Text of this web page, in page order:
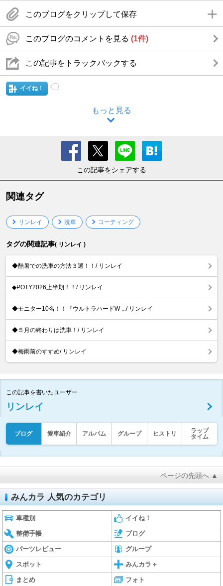
このブログをクリップして保存
このブログのコメントを見る (1件)
この記事をトラックバックする
イイね！
もっと見る
この記事をシェアする
関連タグ
リンレイ 洗車 コーティング
タグの関連記事( リンレイ )
◆酷暑での洗車の方法３選！！/ リンレイ
◆POTY2026上半期！！/ リンレイ
◆モニター10名！！『ウルトラハードW .../ リンレイ
◆５月の終わりは洗車！/ リンレイ
◆梅雨前のすすめ/ リンレイ
この記事を書いたユーザー
リンレイ
ブログ 愛車紹介 アルバム グループ ヒストリ
ラップ
タイム
ページの先頭へ ▲
みんカラ 人気のカテゴリ
車種別 イイね！
整備手帳 ブログ
パーツレビュー グループ
スポット みんカラ＋
まとめ フォト